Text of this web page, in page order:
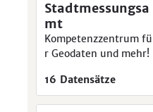
Stadtmessungsa
mt
Kompetenzzentrum fü
r Geodaten und mehr!
16 Datensätze